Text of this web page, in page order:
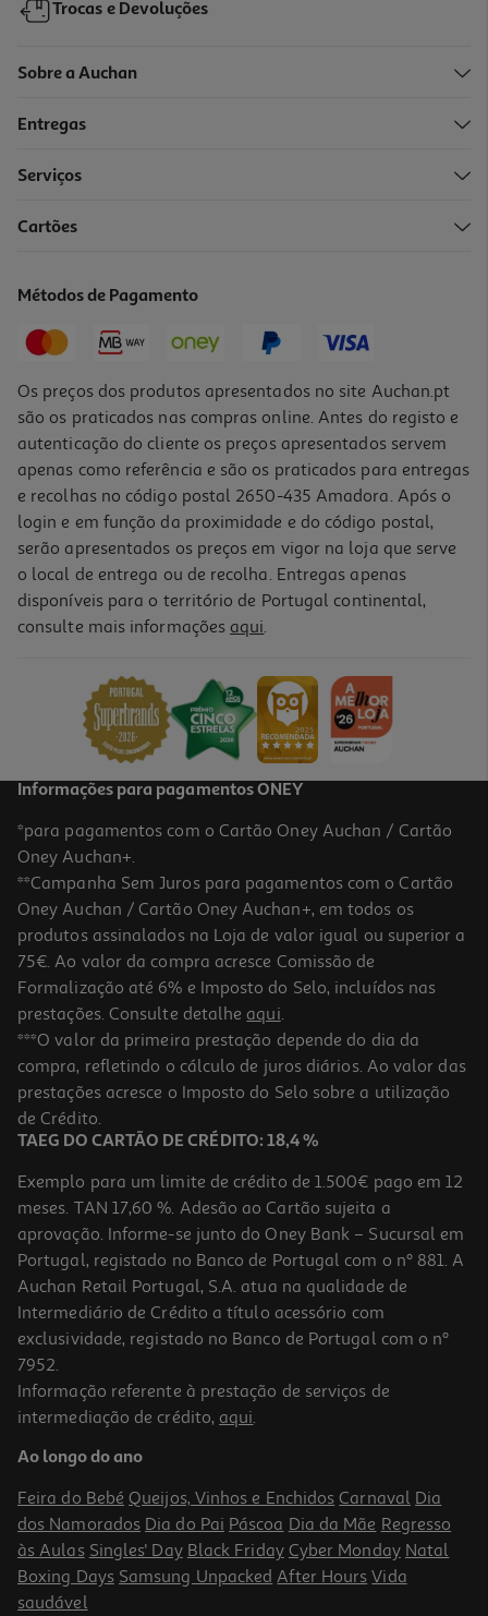
Ferro Com Caldeira Braun Carestyle Compact Is 2143bl 6 Bar 1.5 L
139,99 €
5.0
Ferro De Caldeira Rowenta Perfect Steam Pro Dg8626f0 6.9 Bar
309.99 €/un
309,99 €
Ferro Com Caldeira Braun Carestyle 7 Pro Is7286 2 L Preto/cobre
8 Bar
359.99 €/un
359,99 €
Trocas e Devoluções
Sobre a Auchan
Entregas
Serviços
Cartões
Métodos de Pagamento
Os preços dos produtos apresentados no site Auchan.pt
são os praticados nas compras online. Antes do registo e
autenticação do cliente os preços apresentados servem
apenas como referência e são os praticados para entregas
e recolhas no código postal 2650-435 Amadora. Após o
login e em função da proximidade e do código postal,
serão apresentados os preços em vigor na loja que serve
o local de entrega ou de recolha. Entregas apenas
disponíveis para o território de Portugal continental,
consulte mais informações aqui.
Informações para pagamentos ONEY
*para pagamentos com o Cartão Oney Auchan / Cartão
Oney Auchan+.
**Campanha Sem Juros para pagamentos com o Cartão
Oney Auchan / Cartão Oney Auchan+, em todos os
produtos assinalados na Loja de valor igual ou superior a
75€. Ao valor da compra acresce Comissão de
Formalização até 6% e Imposto do Selo, incluídos nas
prestações. Consulte detalhe aqui.
***O valor da primeira prestação depende do dia da
compra, refletindo o cálculo de juros diários. Ao valor das
prestações acresce o Imposto do Selo sobre a utilização
de Crédito.
TAEG DO CARTÃO DE CRÉDITO: 18,4 %
Exemplo para um limite de crédito de 1.500€ pago em 12
meses. TAN 17,60 %. Adesão ao Cartão sujeita a
aprovação. Informe-se junto do Oney Bank – Sucursal em
Portugal, registado no Banco de Portugal com o nº 881. A
Auchan Retail Portugal, S.A. atua na qualidade de
Intermediário de Crédito a título acessório com
exclusividade, registado no Banco de Portugal com o nº
7952.
Informação referente à prestação de serviços de
intermediação de crédito, aqui.
Ao longo do ano
Feira do Bebé Queijos, Vinhos e Enchidos Carnaval Dia
dos Namorados Dia do Pai Páscoa Dia da Mãe Regresso
às Aulas Singles' Day Black Friday Cyber Monday Natal
Boxing Days Samsung Unpacked After Hours Vida
saudável